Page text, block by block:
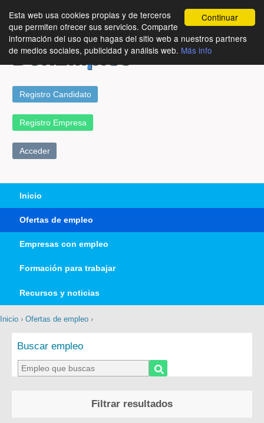
Continuar
Esta web usa cookies propias y de terceros
que permiten ofrecer sus servicios. Comparte
información del uso que hagas del sitio web a nuestros partners
de medios sociales, publicidad y análisis web. Más info
Registro Candidato
Registro Empresa
Acceder
Inicio
Ofertas de empleo
Empresas con empleo
Formación para trabajar
Recursos y noticias
Inicio › Ofertas de empleo ›
Buscar empleo
Filtrar resultados